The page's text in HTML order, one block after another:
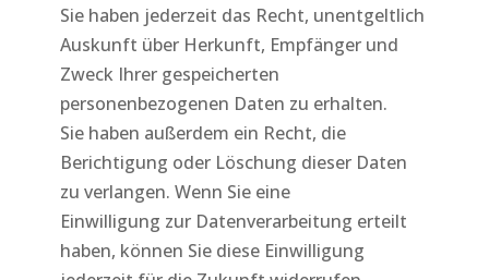
Sie haben jederzeit das Recht, unentgeltlich
Auskunft über Herkunft, Empfänger und
Zweck Ihrer gespeicherten
personenbezogenen Daten zu erhalten.
Sie haben außerdem ein Recht, die
Berichtigung oder Löschung dieser Daten
zu verlangen. Wenn Sie eine
Einwilligung zur Datenverarbeitung erteilt
haben, können Sie diese Einwilligung